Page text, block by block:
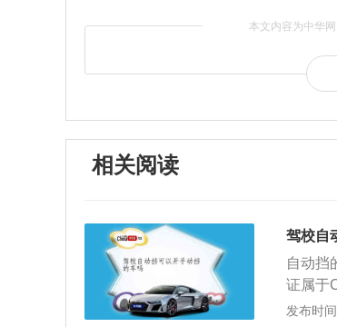
本文内容为中华网
相关阅读
驾校自
自动挡
证属于
动挡载
发布时